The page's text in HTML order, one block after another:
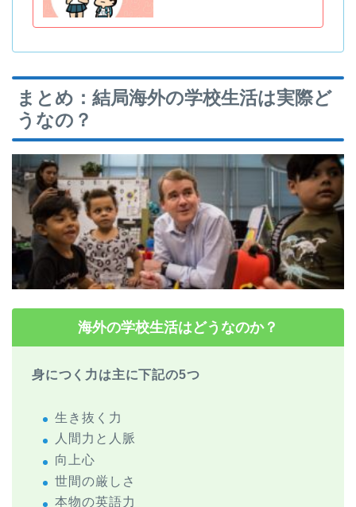
まとめ：結局海外の学校生活は実際ど
うなの？
海外の学校生活はどうなのか？
身につく力は主に下記の5つ
生き抜く力
人間力と人脈
向上心
世間の厳しさ
本物の英語力